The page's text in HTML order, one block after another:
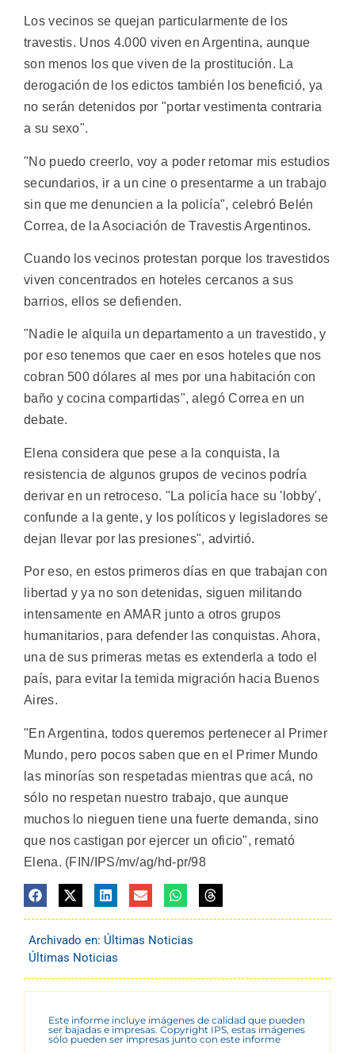
Los vecinos se quejan particularmente de los
travestis. Unos 4.000 viven en Argentina, aunque
son menos los que viven de la prostitución. La
derogación de los edictos también los benefició, ya
no serán detenidos por "portar vestimenta contraria
a su sexo".
"No puedo creerlo, voy a poder retomar mis estudios
secundarios, ir a un cine o presentarme a un trabajo
sin que me denuncien a la policía", celebró Belén
Correa, de la Asociación de Travestis Argentinos.
Cuando los vecinos protestan porque los travestidos
viven concentrados en hoteles cercanos a sus
barrios, ellos se defienden.
"Nadie le alquila un departamento a un travestido, y
por eso tenemos que caer en esos hoteles que nos
cobran 500 dólares al mes por una habitación con
baño y cocina compartidas", alegó Correa en un
debate.
Elena considera que pese a la conquista, la
resistencia de algunos grupos de vecinos podría
derivar en un retroceso. "La policía hace su 'lobby',
confunde a la gente, y los políticos y legisladores se
dejan llevar por las presiones", advirtió.
Por eso, en estos primeros días en que trabajan con
libertad y ya no son detenidas, siguen militando
intensamente en AMAR junto a otros grupos
humanitarios, para defender las conquistas. Ahora,
una de sus primeras metas es extenderla a todo el
país, para evitar la temida migración hacia Buenos
Aires.
"En Argentina, todos queremos pertenecer al Primer
Mundo, pero pocos saben que en el Primer Mundo
las minorías son respetadas mientras que acá, no
sólo no respetan nuestro trabajo, que aunque
muchos lo nieguen tiene una fuerte demanda, sino
que nos castigan por ejercer un oficio", remató
Elena. (FIN/IPS/mv/ag/hd-pr/98
Archivado en: Últimas Noticias
Últimas Noticias
Este informe incluye imágenes de calidad que pueden
ser bajadas e impresas. Copyright IPS, estas imágenes
sólo pueden ser impresas junto con este informe